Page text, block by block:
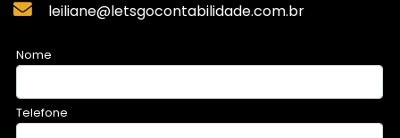
leiliane@letsgocontabilidade.com.br
Nome
Telefone